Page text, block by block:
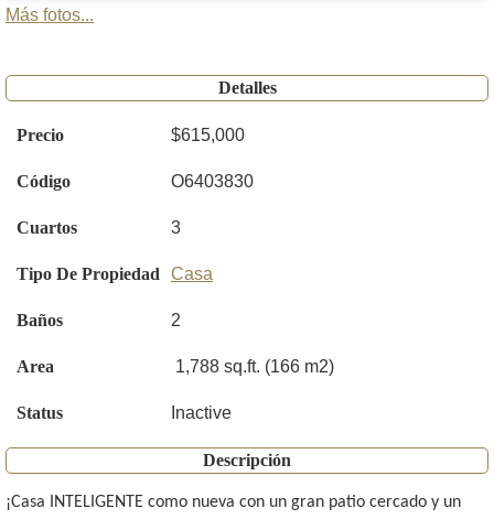
Más fotos...
Detalles
Precio $615,000
Código O6403830
Cuartos 3
Tipo De Propiedad Casa
Baños 2
Area 1,788 sq.ft. (166 m2)
Status Inactive
Descripción
¡Casa INTELIGENTE como nueva con un gran patio cercado y un